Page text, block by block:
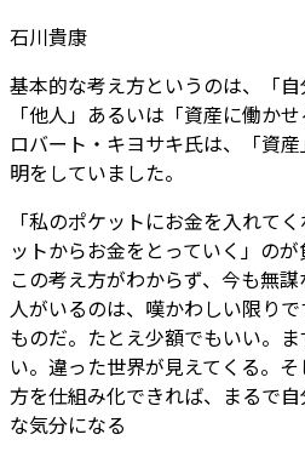
石川貴康
基本的な考え方というのは、「自
「他人」あるいは「資産に働か
ロバート・キヨサキ氏は、「資
明をしていました。
「私のポケットにお金を入れて
ットからお金をとっていく」の
この考え方がわからず、今も無
人がいるのは、嘆かわしい限り
ものだ。たとえ少額でもいい。
い。違った世界が見えてくる。
方を仕組み化できれば、まるで
な気分になる